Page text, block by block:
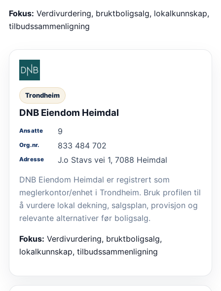
Fokus: Verdivurdering, bruktboligsalg, lokalkunnskap,
tilbudssammenligning
Trondheim
DNB Eiendom Heimdal
Ansatte 9
Org.nr. 833 484 702
Adresse
J.o Stavs vei 1, 7088 Heimdal
DNB Eiendom Heimdal er registrert som
meglerkontor/enhet i Trondheim. Bruk profilen til
å vurdere lokal dekning, salgsplan, provisjon og
relevante alternativer før boligsalg.
Fokus: Verdivurdering, bruktboligsalg,
lokalkunnskap, tilbudssammenligning